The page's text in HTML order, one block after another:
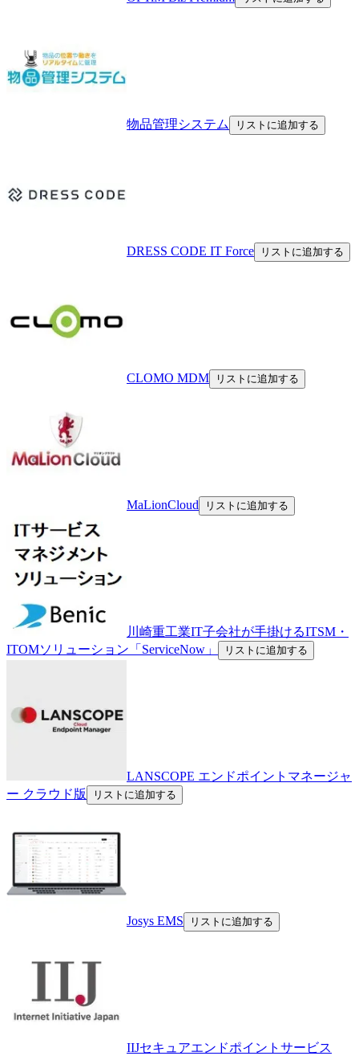
物品管理システム リストに追加する
DRESS CODE IT Force リストに追加する
CLOMO MDM リストに追加する
MaLionCloud リストに追加する
川崎重工業IT子会社が手掛けるITSM・
ITOMソリューション「ServiceNow」
リストに追加する
LANSCOPE エンドポイントマネージャ
ー クラウド版
リストに追加する
Josys EMS リストに追加する
IIJセキュアエンドポイントサービス